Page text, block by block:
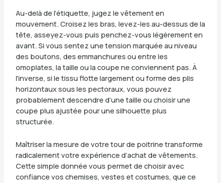
Au-delà de l’étiquette, jugez le vêtement en
mouvement. Croisez les bras, levez-les au-dessus de la
tête, asseyez-vous puis penchez-vous légèrement en
avant. Si vous sentez une tension marquée au niveau
des boutons, des emmanchures ou entre les
omoplates, la taille ou la coupe ne conviennent pas. À
l’inverse, si le tissu flotte largement ou forme des plis
horizontaux sous les pectoraux, vous pouvez
probablement descendre d’une taille ou choisir une
coupe plus ajustée pour une silhouette plus
structurée.
Maîtriser la mesure de votre tour de poitrine transforme
radicalement votre expérience d’achat de vêtements.
Cette simple donnée vous permet de choisir avec
confiance vos chemises, vestes et costumes, que ce